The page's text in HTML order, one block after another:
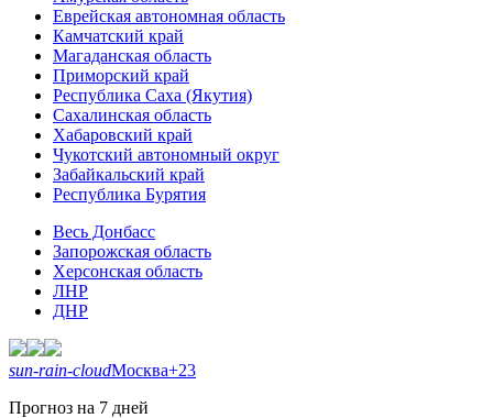
Еврейская автономная область
Камчатский край
Магаданская область
Приморский край
Республика Саха (Якутия)
Сахалинская область
Хабаровский край
Чукотский автономный округ
Забайкальский край
Республика Бурятия
Весь Донбасс
Запорожская область
Херсонская область
ЛНР
ДНР
sun-rain-cloudМосква+23
Прогноз на 7 дней